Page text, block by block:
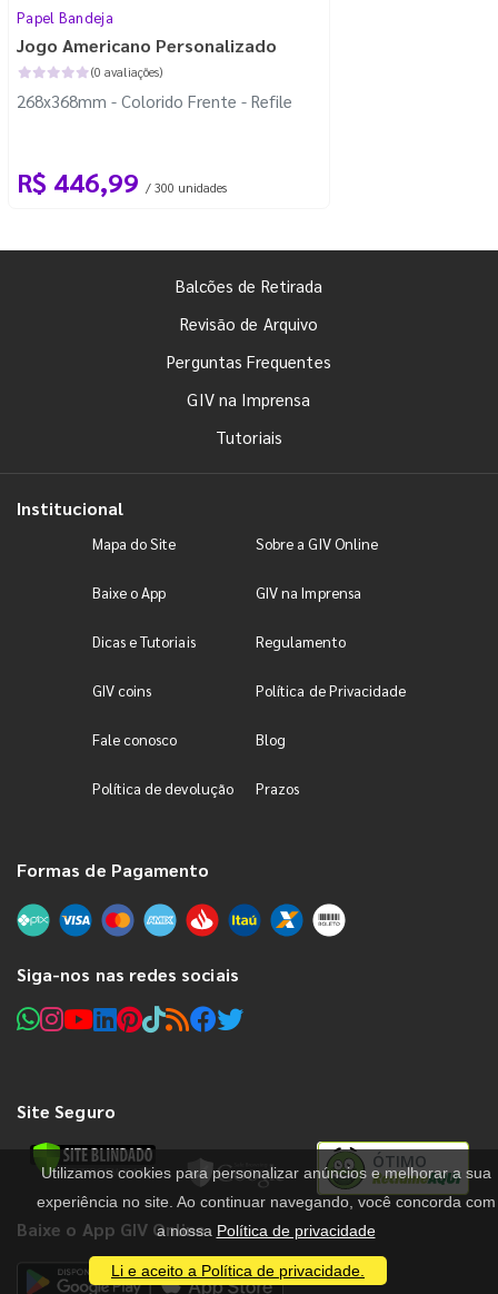
Papel Bandeja
Jogo Americano Personalizado
(0 avaliações)
268x368mm - Colorido Frente - Refile
R$ 446,99 / 300 unidades
Balcões de Retirada
Revisão de Arquivo
Perguntas Frequentes
GIV na Imprensa
Tutoriais
Institucional
Mapa do Site Sobre a GIV Online
Baixe o App GIV na Imprensa
Dicas e Tutoriais Regulamento
GIV coins Política de Privacidade
Fale conosco Blog
Política de devolução Prazos
Formas de Pagamento
Siga-nos nas redes sociais
Site Seguro
ÓTIMO
Baixe o App GIV Online
Utilizamos cookies para personalizar anúncios e melhorar a sua
experiência no site. Ao continuar navegando, você concorda com
a nossa Política de privacidade
Li e aceito a Política de privacidade.